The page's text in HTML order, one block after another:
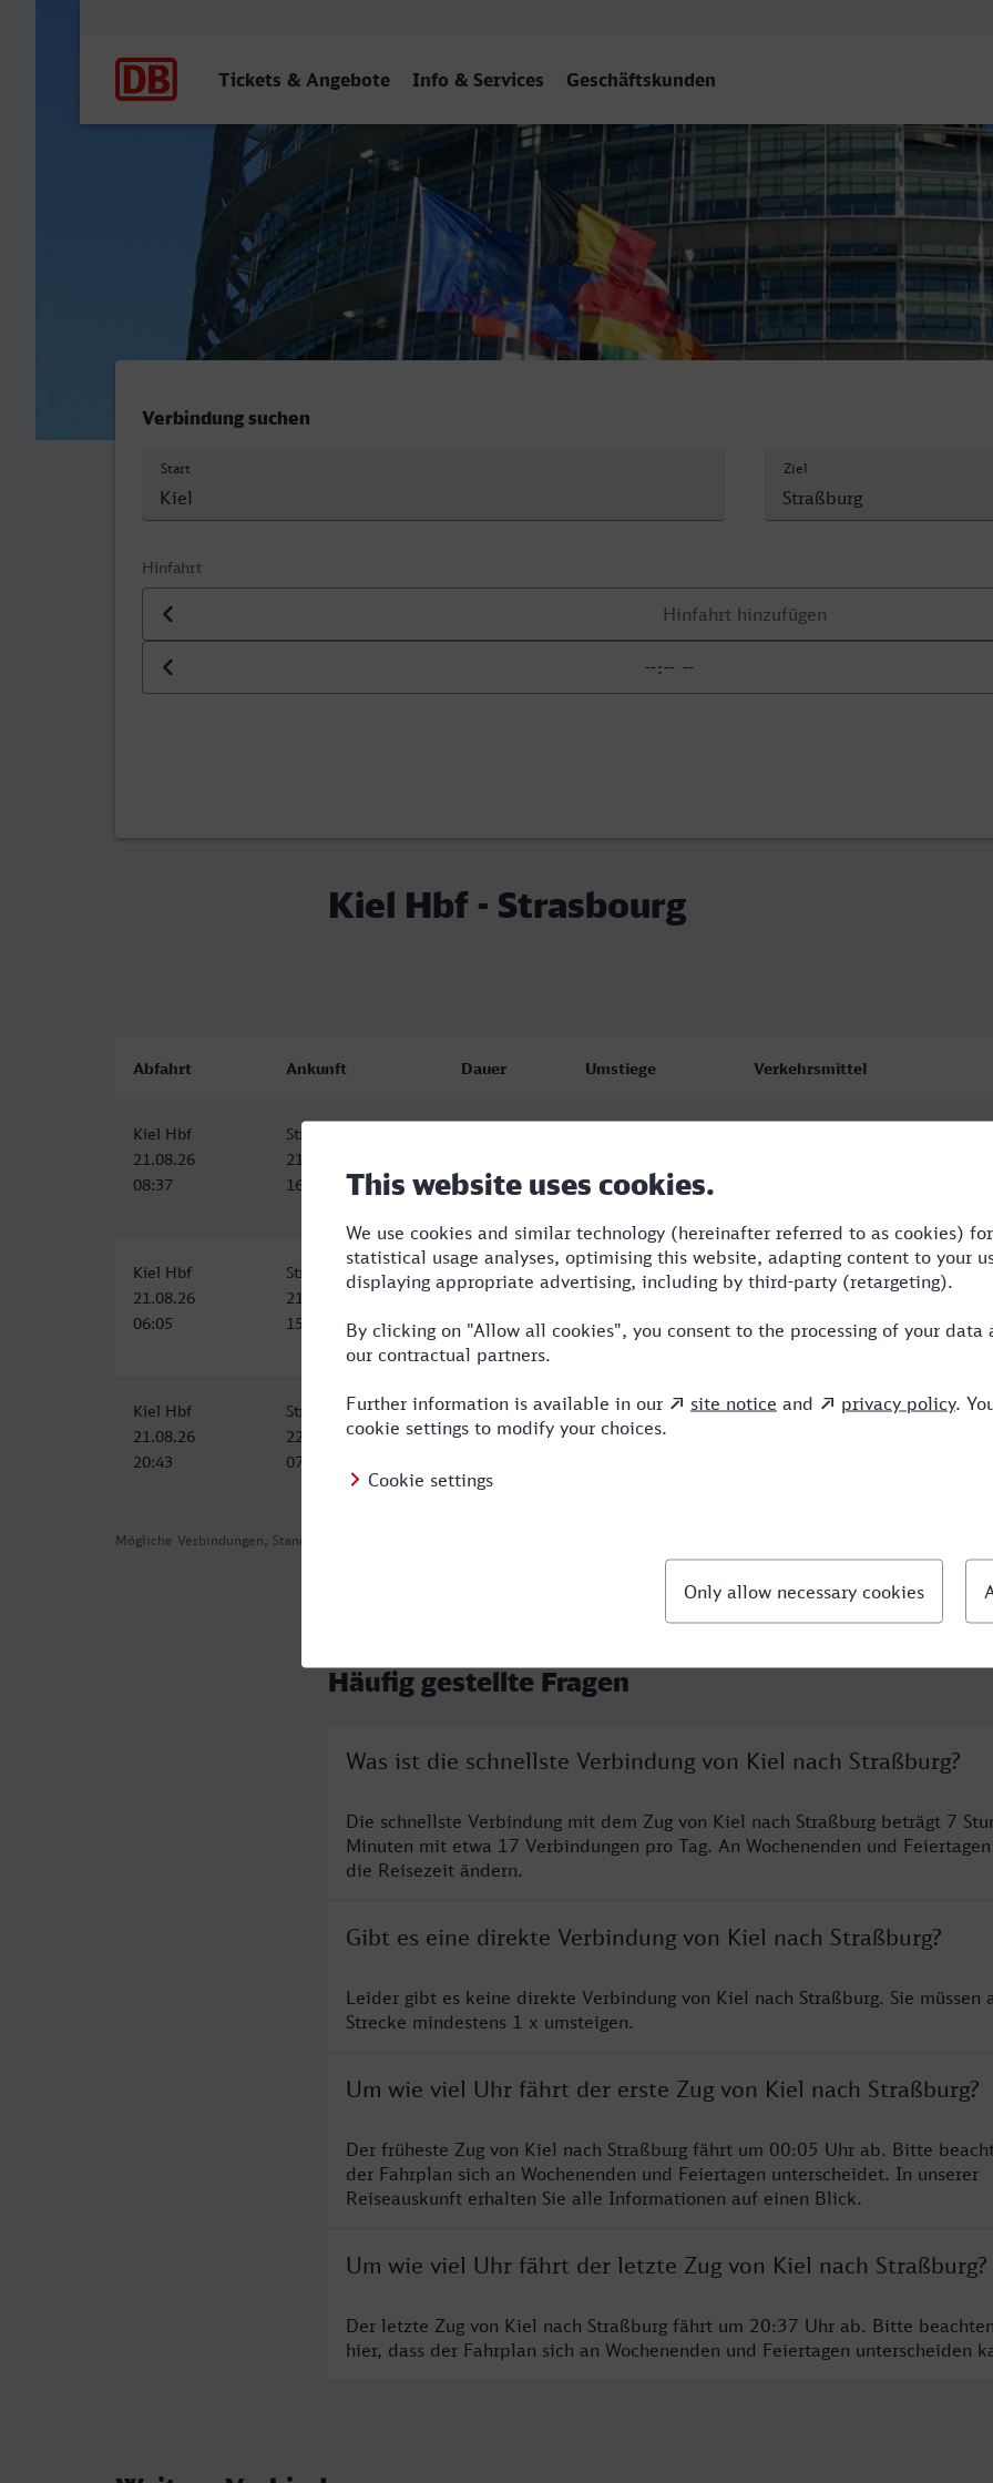
Tickets & Angebote Info & Services Geschäftskunden
Kiel Hbf - Strasbourg
Verbindung suchen
Start Ziel
Hinfahrt
Datum der Hinfahrt
Uhrzeit der Hinfahrt
Kiel Hbf - Strasbourg
Mögliche Verbindungen, Stand: 2026-08-07 01:28
Abfahrt Ankunft Dauer Umstiege Verkehrsmittel
Kiel Hbf
21.08.26
08:37
Strasbourg
21.08.26
16:18
Kiel Hbf
21.08.26
06:05
Strasbourg
21.08.26
15:04
8:59 NBE,SWE,RE,ECE
Kiel Hbf
21.08.26
20:43
Strasbourg
22.08.26
07:58
11:15 3 ME,ERX,ICE
Häufig gestellte Fragen
Was ist die schnellste Verbindung von Kiel nach Straßburg?
Die schnellste Verbindung mit dem Zug von Kiel nach Straßburg beträgt 7
Minuten mit etwa 17 Verbindungen pro Tag. An Wochenenden und
die Reisezeit ändern.
Gibt es eine direkte Verbindung von Kiel nach Straßburg?
Leider gibt es keine direkte Verbindung von Kiel nach Straßburg. Sie müssen
Strecke mindestens 1 x umsteigen.
Um wie viel Uhr fährt der erste Zug von Kiel nach Straßburg?
Der früheste Zug von Kiel nach Straßburg fährt um 00:05 Uhr ab. Bitte
der Fahrplan sich an Wochenenden und Feiertagen unterscheidet. In unserer
Reiseauskunft erhalten Sie alle Informationen auf einen Blick.
Um wie viel Uhr fährt der letzte Zug von Kiel nach Straßburg?
Der letzte Zug von Kiel nach Straßburg fährt um 20:37 Uhr ab. Bitte
hier, dass der Fahrplan sich an Wochenenden und Feiertagen unterscheiden